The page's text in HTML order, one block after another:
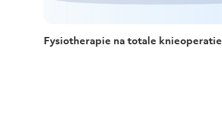
Fysiotherapie na totale knieoperatie